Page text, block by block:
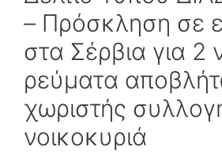
– Πρόσκληση σε
στα Σέρβια για 2
ρεύματα
χωριστής
νοικοκυριά